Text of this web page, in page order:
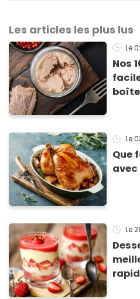
Les articles les plus lus
Le
Nos
boîte
Le
Que
avec
Le